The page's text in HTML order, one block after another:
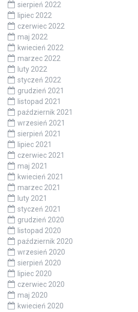
sierpień 2022
lipiec 2022
czerwiec 2022
maj 2022
kwiecień 2022
marzec 2022
luty 2022
styczeń 2022
grudzień 2021
listopad 2021
październik 2021
wrzesień 2021
sierpień 2021
lipiec 2021
czerwiec 2021
maj 2021
kwiecień 2021
marzec 2021
luty 2021
styczeń 2021
grudzień 2020
listopad 2020
październik 2020
wrzesień 2020
sierpień 2020
lipiec 2020
czerwiec 2020
maj 2020
kwiecień 2020